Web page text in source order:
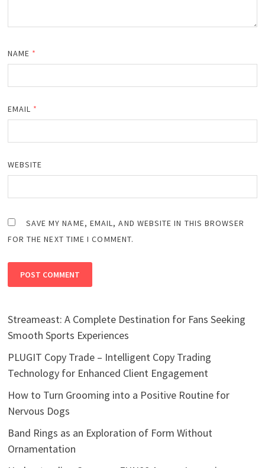
NAME *
EMAIL *
WEBSITE
SAVE MY NAME, EMAIL, AND WEBSITE IN THIS BROWSER
FOR THE NEXT TIME I COMMENT.
Streameast: A Complete Destination for Fans Seeking
Smooth Sports Experiences
PLUGIT Copy Trade – Intelligent Copy Trading
Technology for Enhanced Client Engagement
How to Turn Grooming into a Positive Routine for
Nervous Dogs
Band Rings as an Exploration of Form Without
Ornamentation